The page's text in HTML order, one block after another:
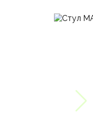
Под заказ